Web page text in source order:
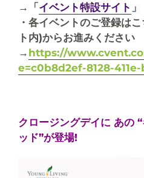
→「イベント特設サイト 」
・各イベントのご登録は
ト内)からお進みください
→ https://
e=c0b8d2ef-8128-
クロージングデイに あの
ッド”が登場!